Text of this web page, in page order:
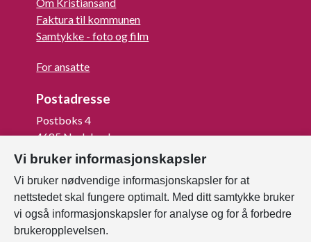
Faktura til kommunen
Samtykke - foto og film
For ansatte
Postadresse
Postboks 4
4685 Nodeland
Org.nr: 820 852 982
Last ned vår innbygger -app
Vi bruker informasjonskapsler
Vi bruker nødvendige informasjonskapsler for at
nettstedet skal fungere optimalt. Med ditt samtykke bruker
vi også informasjonskapsler for analyse og for å forbedre
brukeropplevelsen.